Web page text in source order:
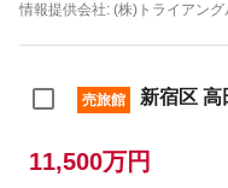
情報提供会社: (株)トライアング
売旅館 新宿区 高
11,500万円